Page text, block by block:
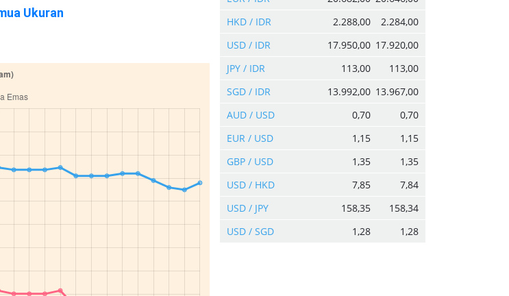
Ukuran
HKD / IDR
2.288,00
2.284,00
USD / IDR
17.950,00 17.920,00
JPY / IDR
113,00
113,00
SGD / IDR
13.992,00 13.967,00
AUD / USD
0,70
0,70
EUR / USD
1,15
1,15
GBP / USD
1,35
1,35
USD / HKD
7,85
7,84
USD / JPY
158,35
158,34
USD / SGD
1,28 1,28